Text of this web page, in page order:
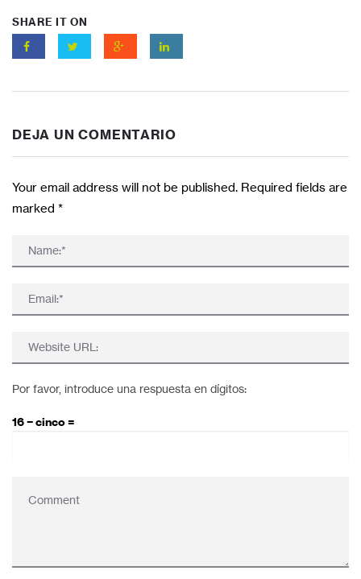
SHARE IT ON
DEJA UN COMENTARIO
Your email address will not be published. Required fields are
marked *
Por favor, introduce una respuesta en dígitos:
16 − cinco =